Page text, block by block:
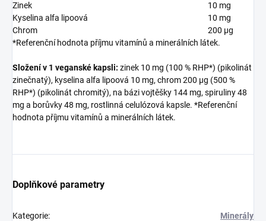
Zinek
10 mg
Kyselina alfa lipoová
10 mg
Chrom
200 µg
*Referenční hodnota příjmu vitamínů a minerálních látek.
Složení v 1 veganské kapsli: zinek 10 mg (100 % RHP*) (pikolinát
zinečnatý), kyselina alfa lipoová 10 mg, chrom 200 µg (500 %
RHP*) (pikolinát chromitý), na bázi vojtěšky 144 mg, spiruliny 48
mg a borůvky 48 mg, rostlinná celulózová kapsle. *Referenční
hodnota příjmu vitamínů a minerálních látek.
Doplňkové parametry
Kategorie: Minerály